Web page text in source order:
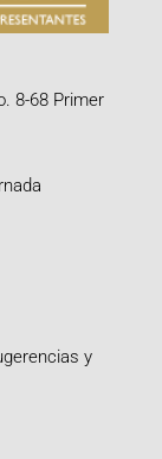
8-68 Primer
y